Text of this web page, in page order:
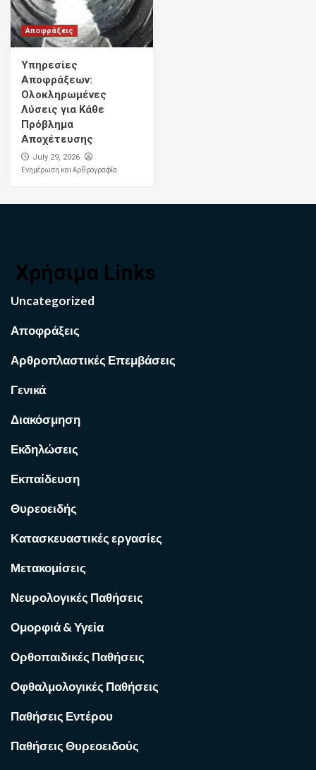
Αποφράξεις
Υπηρεσίες
Αποφράξεων:
Ολοκληρωμένες
Λύσεις για Κάθε
Πρόβλημα
Αποχέτευσης
July 29, 2026
Ενημέρωση και Αρθρογραφία
Χρήσιμα Links
Uncategorized
Αποφράξεις
Αρθροπλαστικές Επεμβάσεις
Γενικά
Διακόσμηση
Εκδηλώσεις
Εκπαίδευση
Θυρεοειδής
Κατασκευαστικές εργασίες
Μετακομίσεις
Νευρολογικές Παθήσεις
Ομορφιά & Υγεία
Ορθοπαιδικές Παθήσεις
Οφθαλμολογικές Παθήσεις
Παθήσεις Εντέρου
Παθήσεις Θυρεοειδούς